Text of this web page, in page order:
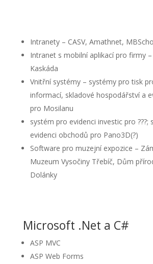
Intranety – CASV, Amathnet,
Intranet s mobilní aplikací pro firmy
Kaskáda
Vnitřní systémy – systémy pro tisk
informací, skladové hospodářství a
pro Mosilanu
systém pro evidenci investic pro ???;
evidenci obchodů pro Pano3D(?)
Software pro muzejní expozice –
Muzeum Vysočiny Třebíč, Dům
Dolánky
Microsoft .Net a C#
ASP MVC
ASP Web Forms